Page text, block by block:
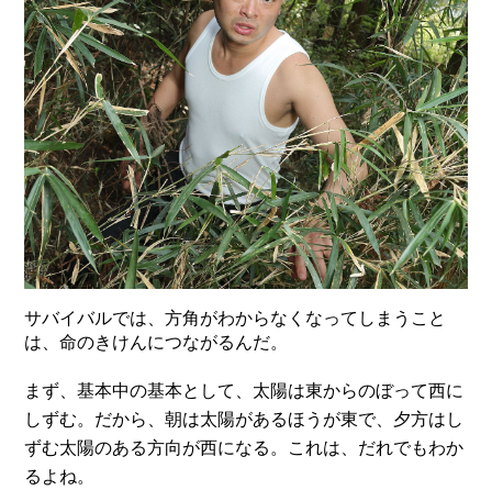
サバイバルでは、方角がわからなくなってしまうこと
は、命のきけんにつながるんだ。
まず、基本中の基本として、太陽は東からのぼって西に
しずむ。だから、朝は太陽があるほうが東で、夕方はし
ずむ太陽のある方向が西になる。これは、だれでもわか
るよね。